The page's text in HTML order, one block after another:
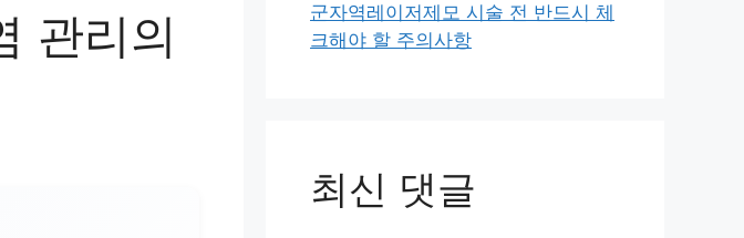
관리의
군자역레이저제모 시술 전 반드시 체
크해야 할 주의사항
최신 댓글